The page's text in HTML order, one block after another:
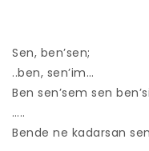
Sen, ben’sen;
..ben, sen’im…
Ben sen’sem sen
…..
Bende ne kadarsan